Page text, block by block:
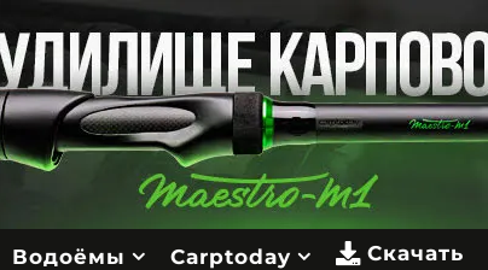
Водоёмы Carptoday Скачать